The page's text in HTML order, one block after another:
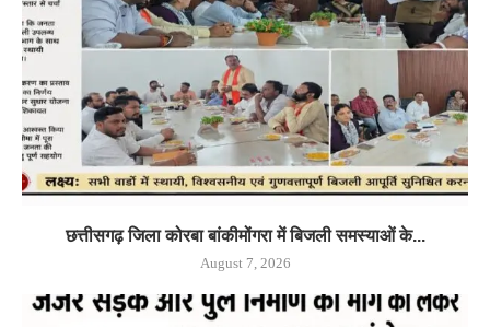
छत्तीसगढ़ जिला कोरबा बांकीमोंगरा में बिजली समस्याओं के...
August 7, 2026